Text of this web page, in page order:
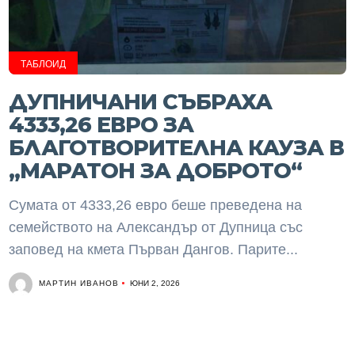
ТАБЛОИД
ДУПНИЧАНИ СЪБРАХА
4333,26 ЕВРО ЗА
БЛАГОТВОРИТЕЛНА КАУЗА В
„МАРАТОН ЗА ДОБРОТО“
Сумата от 4333,26 евро беше преведена на
семейството на Александър от Дупница със
заповед на кмета Първан Дангов. Парите...
МАРТИН ИВАНОВ ЮНИ 2, 2026